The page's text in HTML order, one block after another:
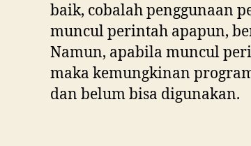
baik, cobalah penggunaan
muncul perintah apapun,
Namun, apabila muncul
maka kemungkinan
dan belum bisa digunakan.